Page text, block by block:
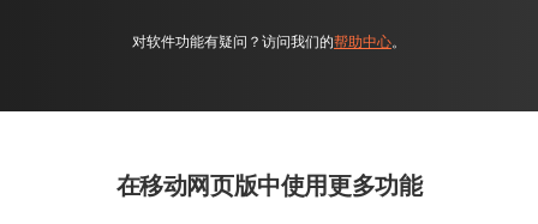
对软件功能有疑问？访问我们的帮助中心。
在移动网页版中使用更多功能